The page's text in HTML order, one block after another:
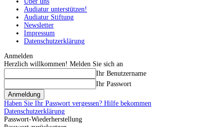
Audiatur unterstützen!
Audiatur Stiftung
Newsletter
Impressum
Datenschutzerklärung
Anmelden
Herzlich willkommen! Melden Sie sich an
Ihr Benutzername
Ihr Passwort
Haben Sie Ihr Passwort vergessen? Hilfe bekommen
Datenschutzerklärung
Passwort-Wiederherstellung